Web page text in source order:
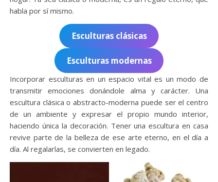
habla por sí mismo.
Esculturas clásicas
Esculturas modernas
Incorporar esculturas en un espacio vital es un modo de
transmitir emociones donándole alma y carácter. Una
escultura clásica o abstracto-moderna puede ser el centro
de un ambiente y expresar el propio mundo interior,
haciendo única la decoración. Tener una escultura en casa
revive parte de la belleza de ese arte eterno, en el día a
día. Al regalarlas, se convierten en legado.